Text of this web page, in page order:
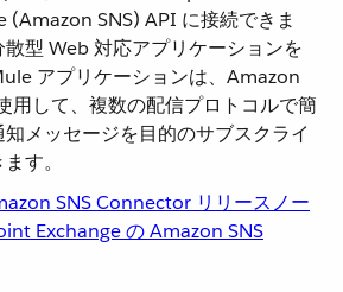
SNS) API に接続できま
型 Web 対応アプリケーションを
アプリケーションは、Amazon
用して、複数の配信プロトコルで簡
メッセージを目的のサブスクライ
す。
SNS Connector リリースノー
Exchange の Amazon SNS